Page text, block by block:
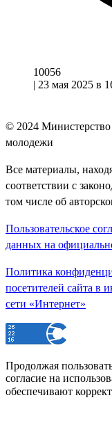
10056
| 23 мая 2025 в
© 2024
молодежи
Все материалы,
соответствии с
том числе об
Пользовательское
данных на
Политика
посетителей сайта в
сети «Интернет»
Продолжая
согласие на
обеспечивают